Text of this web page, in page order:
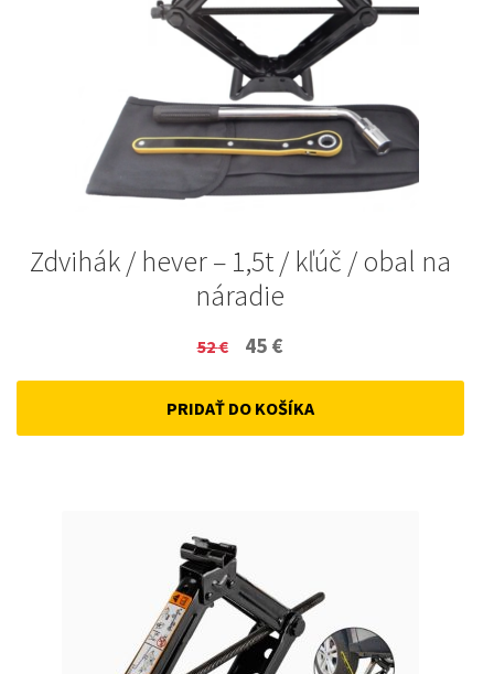
Zdvihák / hever – 1,5t / kľúč / obal na
náradie
52€
Original
price
was:
45 €
price
is:
PRIDAŤ DO KOŠÍKA